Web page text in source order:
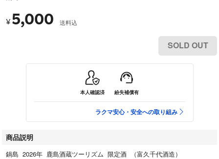
¥ 5,000 送料込
SOLD OUT
本人確認済 紛失補償有
ラクマ安心・安全への取り組み
商品説明
鍋島 2026年 鹿島酒蔵ツーリズム 限定酒 （富久千代酒造）